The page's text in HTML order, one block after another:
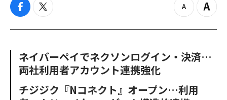
f
c
o
o
k
t
i
e
r
z
o
u
Z
o
n
ネイバーペイでネクソンログイン・決済…
両社利用者アカウント連携強化
チジジク『Nコネクト』オープン…利用